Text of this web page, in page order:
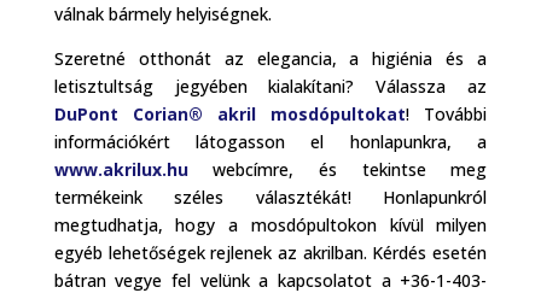
válnak bármely helyiségnek.
Szeretné otthonát az elegancia, a higiénia és a
letisztultság jegyében kialakítani? Válassza az
DuPont Corian®
akril mosdópultokat! További
információkért látogasson el honlapunkra, a
www.akrilux.huwebcímre, és tekintse meg
termékeink széles választékát! Honlapunkról
megtudhatja, hogy a mosdópultokon kívül milyen
egyéb lehetőségek rejlenek az akrilban. Kérdés esetén
bátran vegye fel velünk a kapcsolatot a +36-1-403-